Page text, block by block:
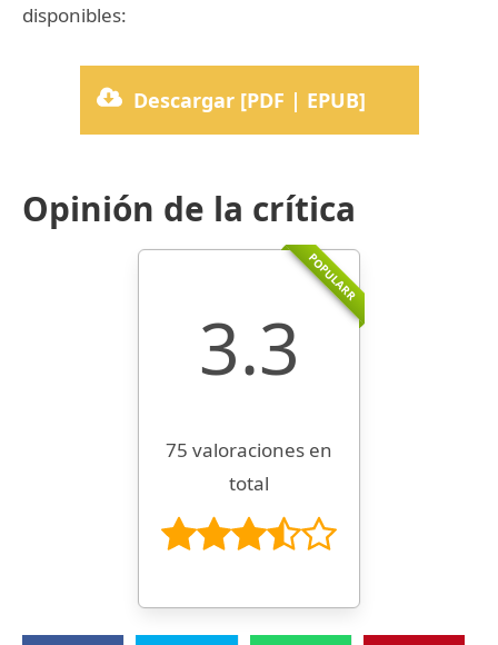
disponibles:
Descargar [PDF | EPUB]
Opinión de la crítica
POPULARR
3.3
75 valoraciones en
total